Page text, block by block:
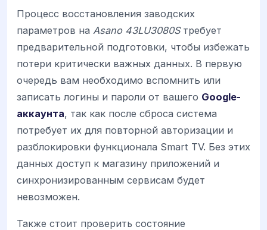
Процесс восстановления заводских
параметров на Asano 43LU3080Sтребует
предварительной подготовки, чтобы избежать
потери критически важных данных. В первую
очередь вам необходимо вспомнить или
записать логины и пароли от вашего Google-
аккаунта, так как после сброса система
потребует их для повторной авторизации и
разблокировки функционала Smart TV. Без этих
данных доступ к магазину приложений и
синхронизированным сервисам будет
невозможен.
Также стоит проверить состояние